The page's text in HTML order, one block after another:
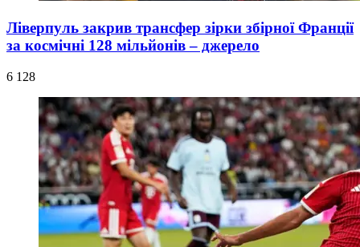
Ліверпуль закрив трансфер зірки збірної Франції
за космічні 128 мільйонів – джерело
6 128